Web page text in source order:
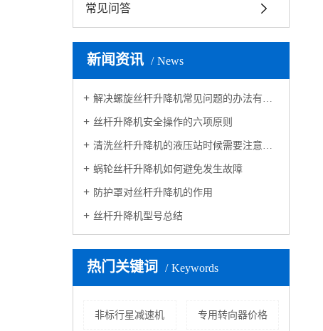
常见问答
新闻资讯 News
解决螺旋丝杆升降机常见问题的办法有什么
丝杆升降机安全操作的六项原则
清洗丝杆升降机的液压站时候需要注意的事项
蜗轮丝杆升降机如何避免发生故障
防护罩对丝杆升降机的作用
丝杆升降机型号总结
热门关键词 Keywords
非标行星减速机 专用转向器价格